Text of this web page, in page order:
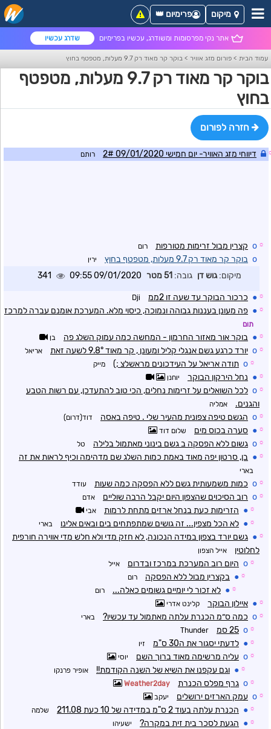
אתר נקי מפרסומות ומשודרג, עכשיו בפרימיום שדרג עכשיו
מיקום פרימיום 👑
עמוד הבית > פורום מזג אוויר > בוקר קר מאוד רק 9.7 מעלות, מטפטף בחוץ
בוקר קר מאוד רק 9.7 מעלות, מטפטף
בחוץ
חזרה לפורום
דיווחי מזג האוויר- יום חמישי 09/01/2020 2# רותם
☼
o קצרין מבול זרימות מטורפות רום
o בוקר קר מאוד רק 9.7 מעלות, מטפטף בחוץ ירין
מיקום:גוש דן גובה: 51 מטר 09/01/2020 09:55
341
☼
● כרכור הבוקר עד שעה זו 2ממ Dji
☼
● פה מעונן בעננות גבוהה ונמוכה, כיסוי מלא. המערכת אומנם עברה למרכז
תום
☼
● בוקר אור מאזור החרמון - המחשה כמה עמוק השלג פה בן
☼
o יורד כרגע גשם אנגלי קליל ומעונן , קר מאוד 9.8° לשעה זאת אריאל
☼
o תודה אריאל על העידכונים מראשלצ ;) מייק
☼
● נחל הירקון הבוקר יוחנן
☼
o לכל השואלים על זרימות נחלים, הכי טוב להתעדכן, עם רשות הטבע
והגנים.
אמליה
☼
o הגשם טיפה צפונית מהעיר שלי . טיפה באסה דוד(דרום)
☼
● סערה בכוס מים שלום דוד
☼
o גשום ללא הפסקה ב גשם בינוני מאתמול בלילה טל
☼
● בן, סרטון יפה מאוד באמת כמות השלג שם מדהימה וכיף לראות את זה
בארי
☼
o כמות משמעותית גשם ללא הפסקה כמה שעות עודד
☼
o רוב הסיכוים שהצפון היום יקבל הרבה שוליים אדם
☼
● הזרימות כעת בנחל ארזים מתחת לרמות אבי
☼
● לא הכל מצפין... זה גושים שמתפתחים בים ובאים אלינו בארי
☼
● גשם יורד בצפון במידה הנכונה, לא חזק מדי ולא חלש מדי אווירה חורפית
לחלוטין
אייל הצפון
☼
o היום רוב המערכת במרכז ובדרום אייל
☼
● בקצרין מבול ללא הפסקה רום
☼
● לא זכור לי יומיים גשומים כאלה... רום
☼
● איילון הבוקר קלינט אדרי
☼
o כמה ס״מ הכנרת עלתה מאתמול עד עכשיו? בארי
☼
o 25 סמ Thunder
☼
● לדעתי יסגור את ה30 ס"מ זיו
☼
o עליה מרשימה מאוד ברוך השם יוסי
☼
● וגם עקפנו את השיא של השנה הקודמת!! אופיר פרנקו
☼
o גרף מפלס הכנרת Weather2day
☼
o עמק הארזים ירושלים יעקב
☼
● הכנרת עלתה בעוד 2 ס"מ במדידה של 10 כעת 211.08 שלמה
☼
● הגעת לסכר בית זית במקרה? ישעיהו